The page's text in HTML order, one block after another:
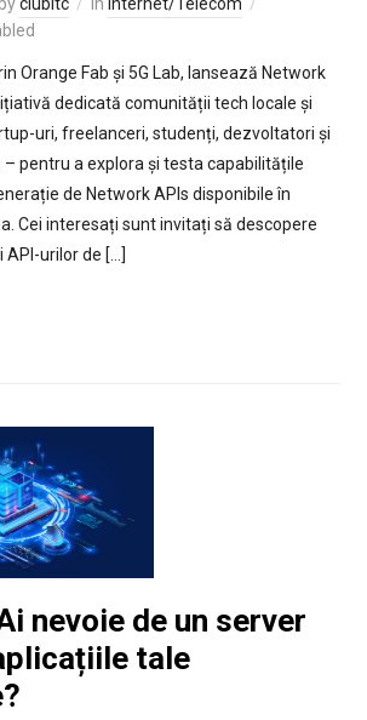
Orange Fab și 5G Lab, lansează Network
dedicată comunității tech locale și
uri, freelanceri, studenți, dezvoltatori și
pentru a explora și testa capabilitățile
de Network APIs disponibile în
Cei interesați sunt invitați să descopere
urilor de […]
nevoie de un server
tale